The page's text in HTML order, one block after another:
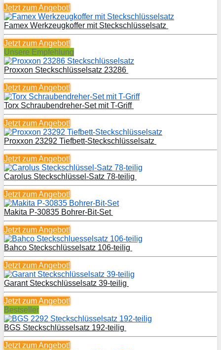
Jetzt zumAngebot!
Famex Werkzeugkoffer mit Steckschlüsselsatz
Jetzt zumAngebot!
Unsere Empfehlung
Proxxon Steckschlüsselsatz 23286
Jetzt zumAngebot!
Torx Schraubendreher-Set mit T-Griff
Jetzt zumAngebot!
Proxxon 23292 Tiefbett-Steckschlüsselsatz
Jetzt zumAngebot!
Carolus Steckschlüssel-Satz 78-teilig
Jetzt zumAngebot!
Makita P-30835 Bohrer-Bit-Set
Jetzt zumAngebot!
Bahco Steckschlüsselsatz 106-teilig
Jetzt zumAngebot!
Garant Steckschlüsselsatz 39-teilig
Jetzt zumAngebot!
Bestseller
BGS Steckschlüsselsatz 192-teilig
Jetzt zumAngebot!